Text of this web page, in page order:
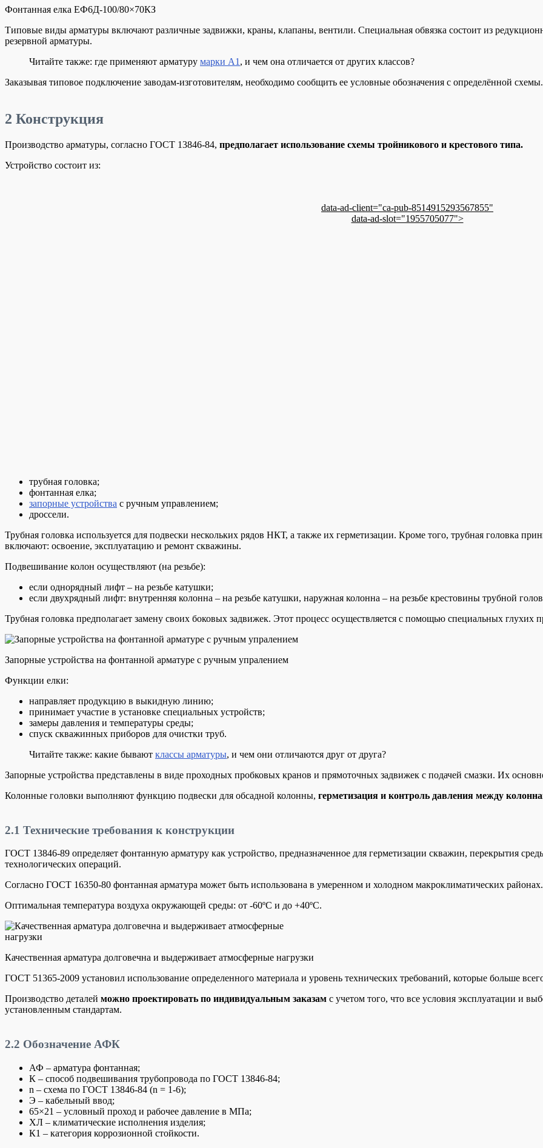
Фонтанная елка ЕФ6Д-100/80×70КЗ
Типовые виды арматуры включают различные задвижки, краны, клапаны, вентили. Специальная обвязка состоит из
резервной арматуры.
Читайте также: где применяют арматуру марки А1 , и чем она отличается от других классов?
Заказывая типовое подключение заводам-изготовителям, необходимо сообщить ее условные обозначения с определённой схемы.
2 Конструкция
Производство арматуры, согласно ГОСТ 13846-84, предполагает использование схемы тройникового и крестового типа.
Устройство состоит из:
data-ad-client="ca-pub-8514915293567855"
data-ad-slot="1955705077">
трубная головка;
фонтанная елка;
запорные устройства с ручным управлением;
дроссели.
Трубная головка используется для подвески нескольких рядов НКТ, а также их герметизации. Кроме того, трубная головка
включают: освоение, эксплуатацию и ремонт скважины.
Подвешивание колон осуществляют (на резьбе):
если однорядный лифт – на резьбе катушки;
если двухрядный лифт: внутренняя колонна – на резьбе катушки, наружная колонна – на резьбе крестовины трубной
Трубная головка предполагает замену своих боковых задвижек. Этот процесс осуществляется с помощью специальных глухих
Запорные устройства на фонтанной арматуре с ручным упралением
Функции елки:
направляет продукцию в выкидную линию;
принимает участие в установке специальных устройств;
замеры давления и температуры среды;
спуск скважинных приборов для очистки труб.
Читайте также: какие бывают классы арматуры, и чем они отличаются друг от друга?
Запорные устройства представлены в виде проходных пробковых кранов и прямоточных задвижек с подачей смазки. Их
Колонные головки выполняют функцию подвески для обсадной колонны, герметизация и контроль давления между
2.1 Технические требования к конструкции
ГОСТ 13846-89 определяет фонтанную арматуру как устройство, предназначенное для герметизации скважин, перекрытия
технологических операций.
Согласно ГОСТ 16350-80 фонтанная арматура может быть использована в умеренном и холодном макроклиматических
Оптимальная температура воздуха окружающей среды: от -60ºC и до +40ºC.
Качественная арматура долговечна и выдерживает атмосферные нагрузки
ГОСТ 51365-2009 установил использование определенного материала и уровень технических требований, которые больше
Производство деталей можно проектировать по индивидуальным заказам с учетом того, что все условия эксплуатации и
установленным стандартам.
2.2 Обозначение АФК
АФ – арматура фонтанная;
К – способ подвешивания трубопровода по ГОСТ 13846-84;
n – схема по ГОСТ 13846-84 (n = 1-6);
Э – кабельный ввод;
65×21 – условный проход и рабочее давление в МПа;
ХЛ – климатические исполнения изделия;
К1 – категория коррозионной стойкости.